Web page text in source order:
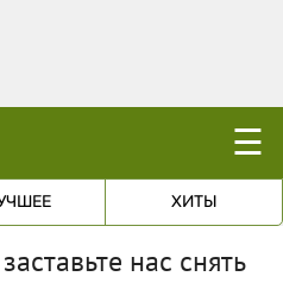
☰
ХИТЫ
нас снять